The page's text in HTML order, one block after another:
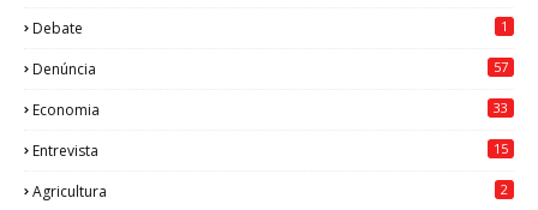
Debate 1
Denúncia 57
Economia 33
Entrevista 15
Agricultura 2